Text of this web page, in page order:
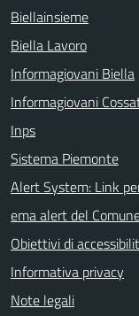
Biellainsieme
Biella Lavoro
Informagiovani Biella
Informagiovani
Inps
Sistema Piemonte
Alert System: Link
ema alert del
Obiettivi di
Informativa privacy
Note legali